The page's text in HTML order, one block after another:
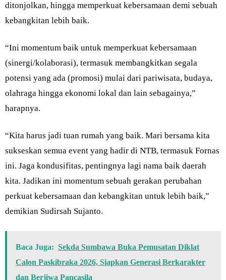
ditonjolkan, hingga memperkuat kebersamaan demi sebuah
kebangkitan lebih baik.
“Ini momentum baik untuk memperkuat kebersamaan
(sinergi/kolaborasi), termasuk membangkitkan segala
potensi yang ada (promosi) mulai dari pariwisata, budaya,
olahraga hingga ekonomi lokal dan lain sebagainya,”
harapnya.
“Kita harus jadi tuan rumah yang baik. Mari bersama kita
sukseskan semua event yang hadir di NTB, termasuk Fornas
ini. Jaga kondusifitas, pentingnya lagi nama baik daerah
kita. Jadikan ini momentum sebuah gerakan perubahan
perkuat kebersamaan dan kebangkitan untuk lebih baik,”
demikian Sudirsah Sujanto.
Baca Juga: Sekda Sumbawa Buka Pemusatan Diklat
Calon Paskibraka 2026, Siapkan Generasi Berkarakter
dan Berjiwa Pancasila